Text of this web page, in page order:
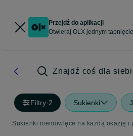
Przejdź do aplikacji
Otwieraj OLX jednym
Znajdź coś dla
Filtry·2 Sukienki
Sukienki niemowlęce na każdą okazję i